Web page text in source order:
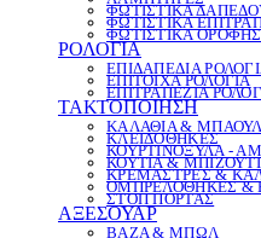
ΦΩΤΙΣΤΙΚΑ
ΦΩΤΙΣΤΙΚΑ
ΦΩΤΙΣΤΙΚΑ ΟΡΟΦΗΣ
ΡΟΛΟΓΙΑ
ΕΠΙΔΑΠΕΔΙΑ
ΕΠΙΤΟΙΧΑ ΡΟΛΟΓΙΑ
ΕΠΙΤΡΑΠΕΖΙΑ
ΤΑΚΤΟΠΟΙΗΣΗ
ΚΑΛΑΘΙΑ &
ΚΛΕΙΔΟΘΗΚΕΣ
ΚΟΥΡΤΙΝΟΞΥΛΑ -
ΚΟΥΤΙΑ &
ΚΡΕΜΑΣΤΡΕΣ &
ΟΜΠΡΕΛΟΘΗΚΕΣ &
ΣΤΟΠ ΠΟΡΤΑΣ
ΑΞΕΣΟΥΑΡ
ΒΑΖΑ & ΜΠΩΛ